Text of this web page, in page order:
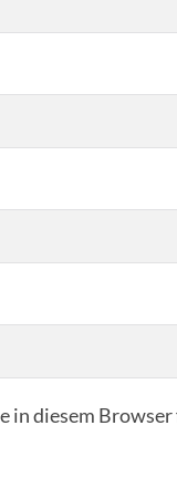
in diesem